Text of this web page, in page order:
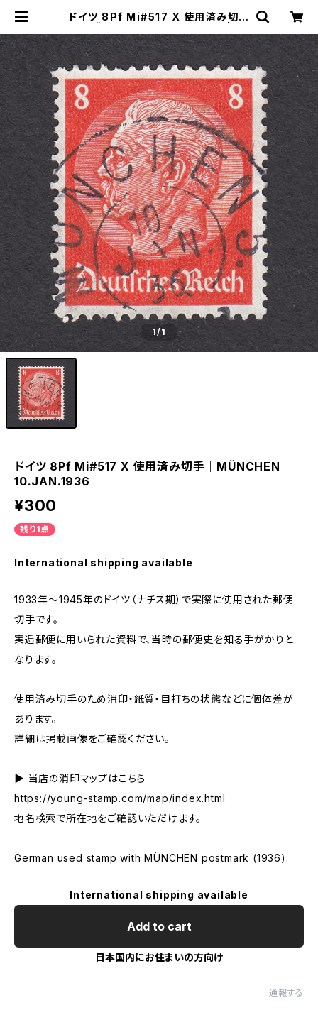
ドイツ 8Pf Mi#517 X 使用済み切手
ングスタンプのネットショップ | You
ng Stamp
1/1
ドイツ 8Pf Mi#517 X 使用済み切手｜MÜNCHEN
10.JAN.1936
¥300
残り1点
International shipping available
1933年～1945年のドイツ（ナチス期）で実際に使用された郵便
切手です。
実逓郵便に用いられた資料で、当時の郵便史を知る手がかりと
なります。
使用済み切手のため消印・紙質・目打ちの状態などに個体差が
あります。
詳細は掲載画像をご確認ください。
▶ 当店の消印マップはこちら
https://young-stamp.com/map/index.html
地名検索で所在地をご確認いただけます。
German used stamp with MÜNCHEN postmark (1936).
International shipping available
Add to cart
日本国内にお住まいの方向け
通報する